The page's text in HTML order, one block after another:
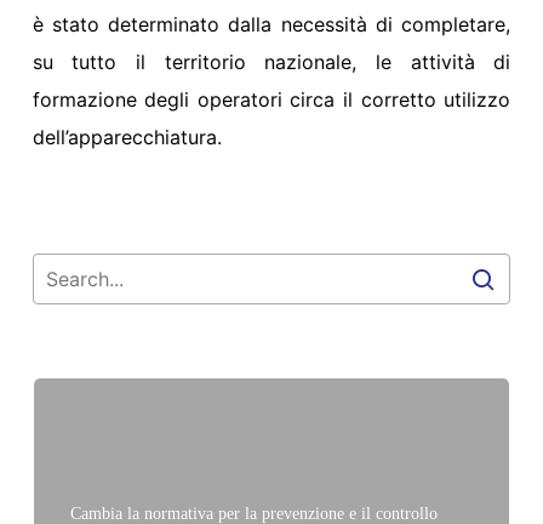
è stato determinato dalla necessità di completare,
su tutto il territorio nazionale, le attività di
formazione degli operatori circa il corretto utilizzo
dell’apparecchiatura.
Cambia la normativa per la prevenzione e il controllo